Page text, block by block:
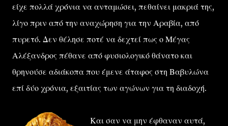
είχε πολλά χρόνια να ανταμώσει, πεθαίνει μακριά της,
λίγο πριν από την αναχώρηση για την Αραβία, από
πυρετό. Δεν θέλησε ποτέ να δεχτεί πως ο Μέγας
Αλέξανδρος πέθανε από φυσιολογικό θάνατο και
θρηνούσε αδιάκοπα που έμενε άταφος στη Βαβυλώνα
επί δύο χρόνια, εξαιτίας των αγώνων για τη διαδοχή.
Και σαν να μην έφθαναν αυτά,